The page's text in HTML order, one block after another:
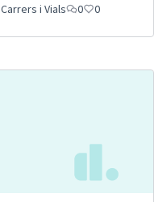
Carrers i Vials 0 0